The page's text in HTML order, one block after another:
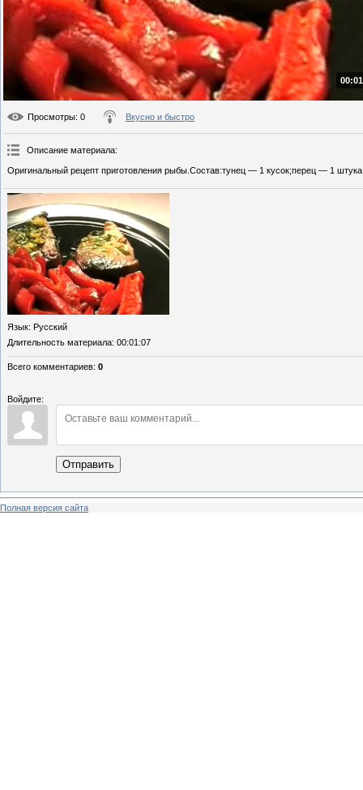
Просмотры: 0 Вкусно и быстро
Описание материала:
Оригинальный рецепт приготовления рыбы.Состав:тунец — 1 кусок;перец — 1
Язык: Русский
Длительность материала: 00:01:07
Всего комментариев: 0
Войдите:
Отправить
Полная версия сайта